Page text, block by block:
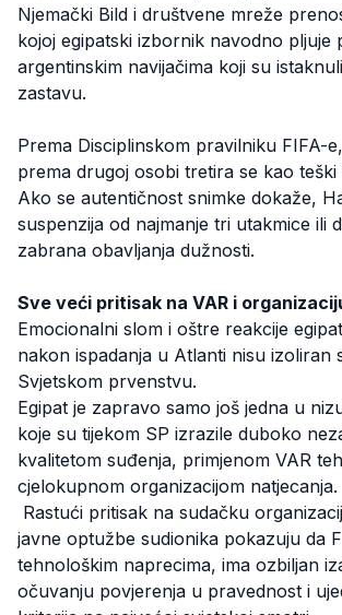
Njemački Bild i društvene mreže
kojoj egipatski izbornik navodno pljuje
argentinskim navijačima koji su
zastavu.
Prema Disciplinskom pravilniku FIFA-
prema drugoj osobi tretira se kao teški
Ako se autentičnost snimke dokaže,
suspenzija od najmanje tri utakmice ili
zabrana obavljanja dužnosti.
Sve veći pritisak na VAR i
Emocionalni slom i oštre reakcije
nakon ispadanja u Atlanti nisu izoliran
Svjetskom prvenstvu.
Egipat je zapravo samo još jedna u
koje su tijekom SP izrazile duboko
kvalitetom suđenja, primjenom VAR
cjelokupnom organizacijom natjecanja.
Rastući pritisak na sudačku
javne optužbe sudionika pokazuju da
tehnološkim naprecima, ima ozbiljan
očuvanju povjerenja u pravednost i